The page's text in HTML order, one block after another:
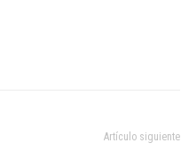
Artículo siguiente